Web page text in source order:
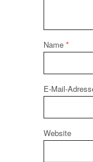
Name *
E-Mail-
Website